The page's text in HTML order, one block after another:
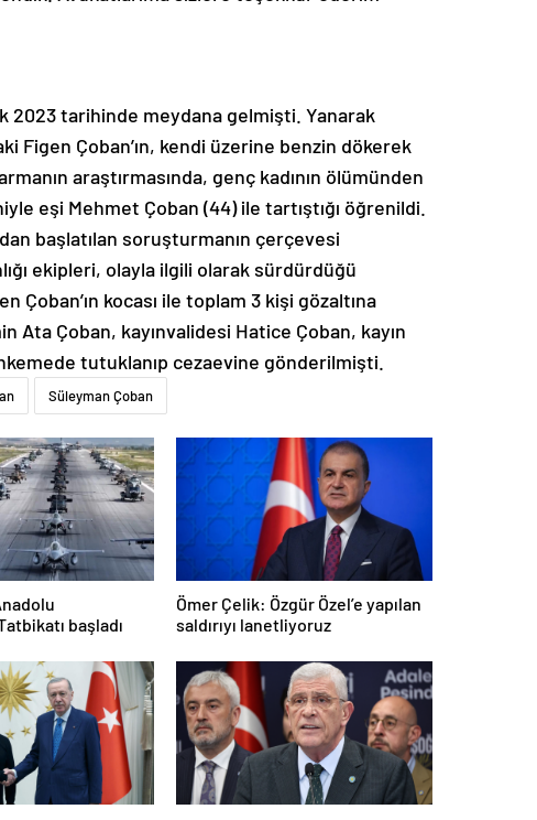
2023 tarihinde meydana gelmişti. Yanarak
Figen Çoban’ın, kendi üzerine benzin dökerek
araştırmasında, genç kadının ölümünden
eşi Mehmet Çoban (44) ile tartıştığı öğrenildi.
başlatılan soruşturmanın çerçevesi
ekipleri, olayla ilgili olarak sürdürdüğü
kocası ile toplam 3 kişi gözaltına
Ata Çoban, kayınvalidesi Hatice Çoban, kayın
tutuklanıp cezaevine gönderilmişti.
Süleyman Çoban
başladı
Ömer Çelik: Özgür Özel’e yapılan
saldırıyı lanetliyoruz